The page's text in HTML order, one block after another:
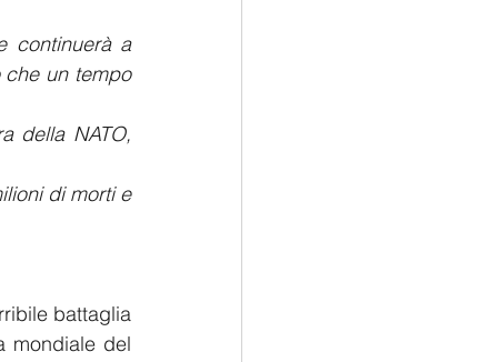
continuerà a
un tempo
della NATO,
di morti e
battaglia
mondiale del